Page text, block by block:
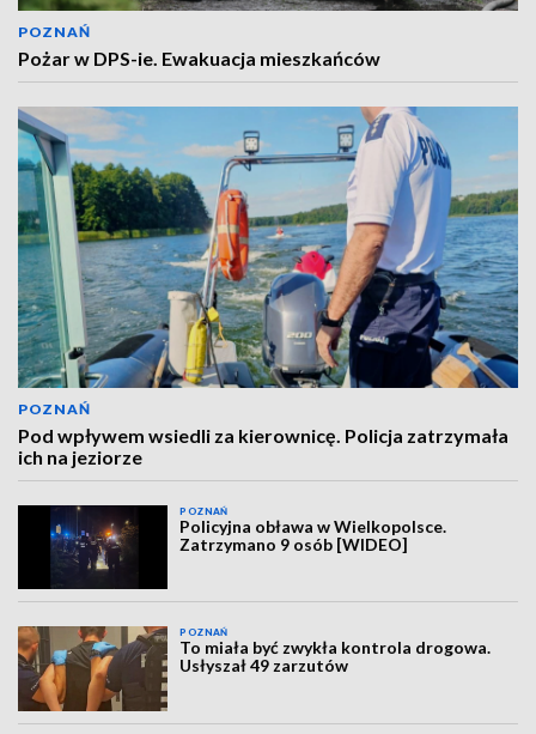
POZNAŃ
Pożar w DPS-ie. Ewakuacja mieszkańców
POZNAŃ
Pod wpływem wsiedli za kierownicę. Policja zatrzymała
ich na jeziorze
POZNAŃ
Policyjna obława w Wielkopolsce.
Zatrzymano 9 osób [WIDEO]
POZNAŃ
To miała być zwykła kontrola drogowa.
Usłyszał 49 zarzutów